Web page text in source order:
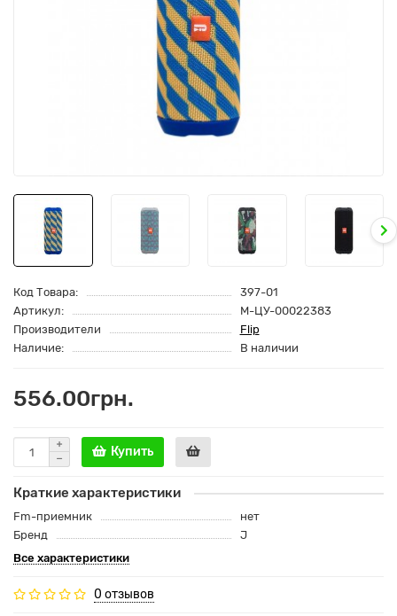
Код Товара:
397-01
Артикул:
M-ЦУ-00022383
Производители
Flip
Наличие:
В наличии
556.00грн.
Купить
Краткие характеристики
Fm-приемник
нет
Бренд
J
Все характеристики
0 отзывов